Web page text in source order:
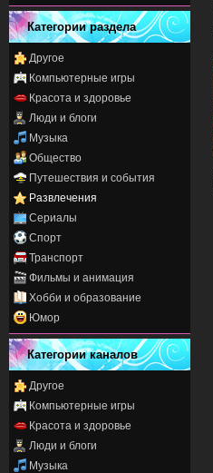
Категории раздела
Другое
Компьютерные игры
Красота и здоровье
Люди и блоги
Музыка
Общество
Путешествия и события
Развлечения
Сериалы
Спорт
Транспорт
Фильмы и анимация
Хобби и образование
Юмор
Категории каналов
Другое
Компьютерные игры
Красота и здоровье
Люди и блоги
Музыка